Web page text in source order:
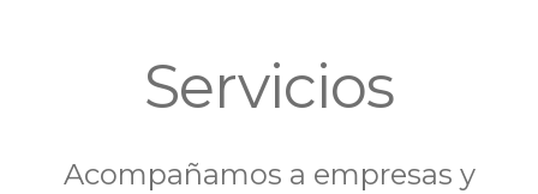
Servicios
Acompañamos a empresas y